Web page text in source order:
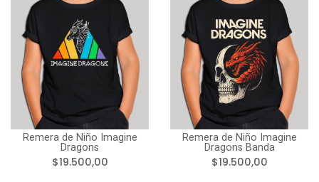
Remera de Niño Imagine
Dragons
$19.500,00
Remera de Niño Imagine
Dragons Banda
$19.500,00